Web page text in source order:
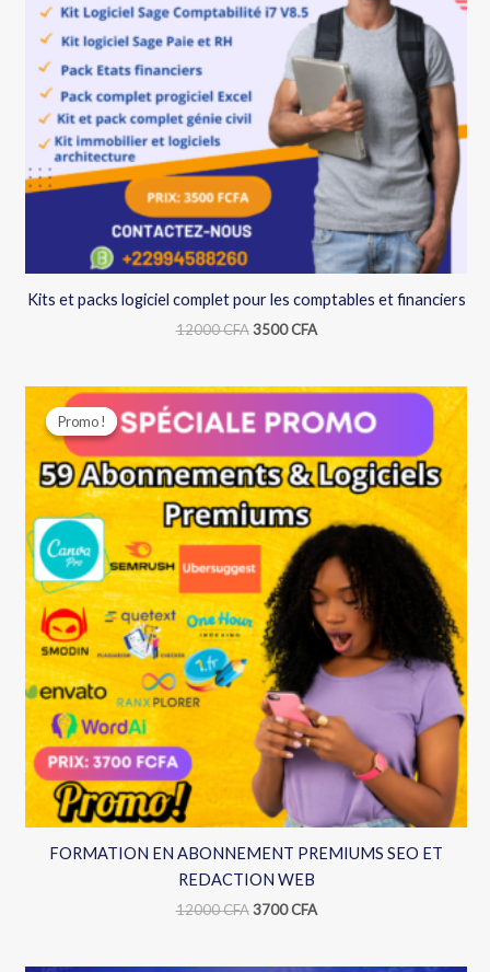
Kits et packs logiciel complet pour les comptables et financiers
12000CFA 3500CFA
Promo !
Promo !
FORMATION EN ABONNEMENT PREMIUMS SEO ET
REDACTION WEB
12000CFA
Le
prix
initial
12000 CFA.
3700CFA
Le
prix
actuel
3700 CFA.